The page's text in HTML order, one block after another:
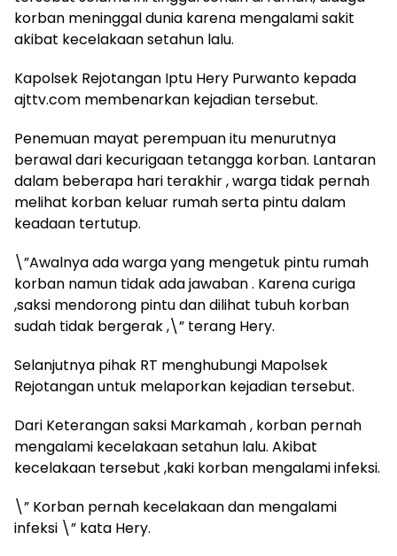
korban meninggal dunia karena mengalami sakit
akibat kecelakaan setahun lalu.
Kapolsek Rejotangan Iptu Hery Purwanto kepada
ajttv.com membenarkan kejadian tersebut.
Penemuan mayat perempuan itu menurutnya
berawal dari kecurigaan tetangga korban. Lantaran
dalam beberapa hari terakhir , warga tidak pernah
melihat korban keluar rumah serta pintu dalam
keadaan tertutup.
\”Awalnya ada warga yang mengetuk pintu rumah
korban namun tidak ada jawaban . Karena curiga
,saksi mendorong pintu dan dilihat tubuh korban
sudah tidak bergerak ,\” terang Hery.
Selanjutnya pihak RT menghubungi Mapolsek
Rejotangan untuk melaporkan kejadian tersebut.
Dari Keterangan saksi Markamah , korban pernah
mengalami kecelakaan setahun lalu. Akibat
kecelakaan tersebut ,kaki korban mengalami infeksi.
\” Korban pernah kecelakaan dan mengalami
infeksi \” kata Hery.